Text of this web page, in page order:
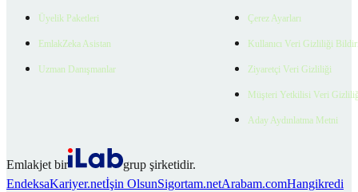
Üyelik Paketleri
EmlakZeka Asistan
Uzman Danışmanlar
Çerez Ayarları
Kullanıcı Veri Gizliliği
Ziyaretçi Veri Gizliliği
Müşteri Yetkilisi Veri
Aday Aydınlatma Metni
Emlakjet bir
grup şirketidir.
EndeksaKariyer.netİşin OlsunSigortam.netArabam.comHangikredi